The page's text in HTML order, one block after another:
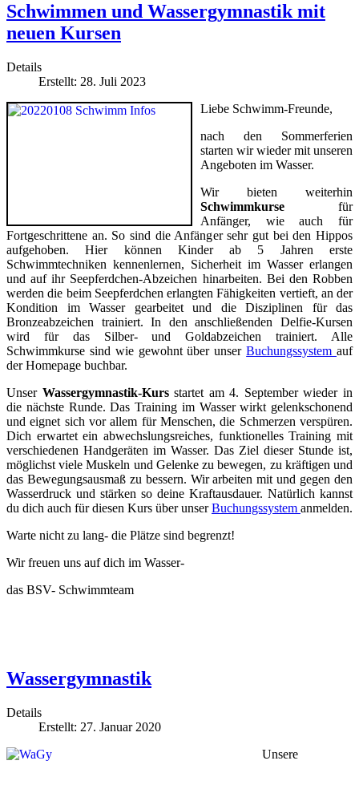
Schwimmen und Wassergymnastik mit
neuen Kursen
Details
Erstellt: 28. Juli 2023
Liebe Schwimm-Freunde,
nach den Sommerferien
starten wir wieder mit unseren
Angeboten im Wasser.
Wir bieten weiterhin
Schwimmkurse für
Anfänger, wie auch für
Fortgeschrittene an. So sind die Anfänger sehr gut bei den Hippos
aufgehoben. Hier können Kinder ab 5 Jahren erste
Schwimmtechniken kennenlernen, Sicherheit im Wasser erlangen
und auf ihr Seepferdchen-Abzeichen hinarbeiten. Bei den Robben
werden die beim Seepferdchen erlangten Fähigkeiten vertieft, an der
Kondition im Wasser gearbeitet und die Disziplinen für das
Bronzeabzeichen trainiert. In den anschließenden Delfie-Kursen
wird für das Silber- und Goldabzeichen trainiert. Alle
Schwimmkurse sind wie gewohnt über unserBuchungssystemauf
der Homepage buchbar.
Unser Wassergymnastik-Kursstartet am 4. September wieder in
die nächste Runde. Das Training im Wasser wirkt gelenkschonend
und eignet sich vor allem für Menschen, die Schmerzen verspüren.
Dich erwartet ein abwechslungsreiches, funktionelles Training mit
verschiedenen Handgeräten im Wasser. Das Ziel dieser Stunde ist,
möglichst viele Muskeln und Gelenke zu bewegen, zu kräftigen und
das Bewegungsausmaß zu bessern. Wir arbeiten mit und gegen den
Wasserdruck und stärken so deine Kraftausdauer. Natürlich kannst
du dich auch für diesen Kurs über unserBuchungssystem anmelden.
Warte nicht zu lang- die Plätze sind begrenzt!
Wir freuen uns auf dich im Wasser-
das BSV- Schwimmteam
Wassergymnastik
Details
Erstellt: 27. Januar 2020
Unsere